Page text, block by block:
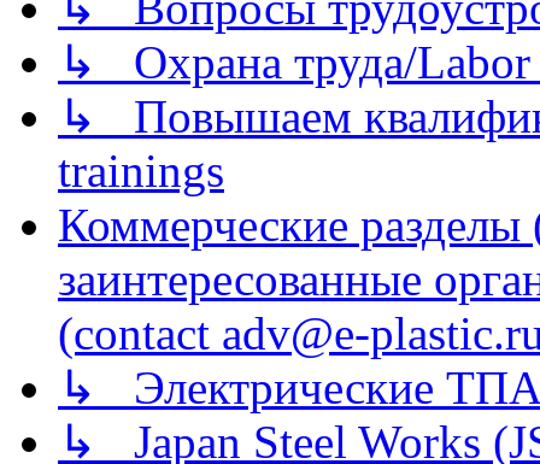
↳ Охрана труда/Labor
↳ Повышаем
trainings
Коммерческие
заинтересованные
(contact adv@e-
↳ Электрические
↳ Japan Steel Works